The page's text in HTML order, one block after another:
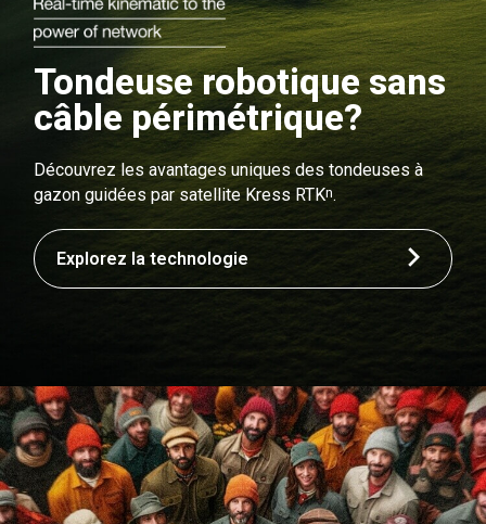
Tondeuse robotique sans
câble périmétrique?
Découvrez les avantages uniques des tondeuses à
gazon guidées par satellite Kress RTKn.
Explorez la technologie